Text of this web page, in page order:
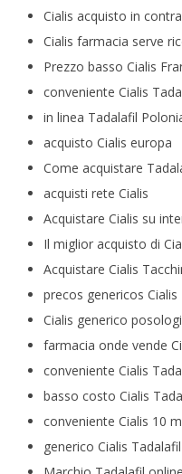
Cialis acquisto in
Cialis farmacia serve
Prezzo basso Cialis
conveniente Cialis
in linea Tadalafil
acquisto Cialis europa
Come acquistare
acquisti rete Cialis
Acquistare Cialis su
Il miglior acquisto di
Acquistare Cialis
precos genericos Cialis
Cialis generico
farmacia onde vende
conveniente Cialis
basso costo Cialis
conveniente Cialis 10
generico Cialis